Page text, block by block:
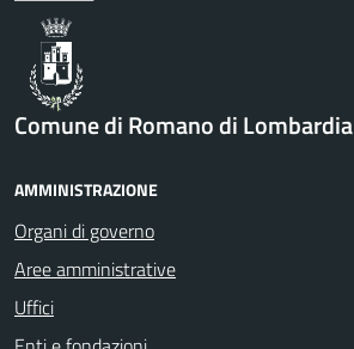
Comune di Romano di Lombardia
AMMINISTRAZIONE
Organi di governo
Aree amministrative
Uffici